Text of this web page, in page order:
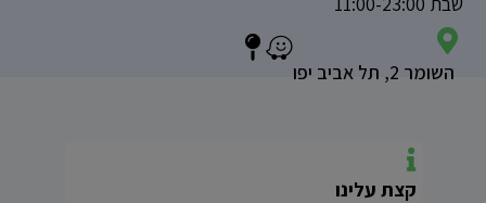
השומר 2, תל אביב יפו
קצת עלינו